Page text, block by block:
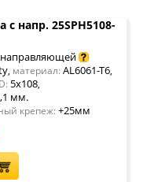
напр. 25SPH5108-
направляющей
, материал: AL6061-T6,
5x108,
мм.
крепеж: +25мм